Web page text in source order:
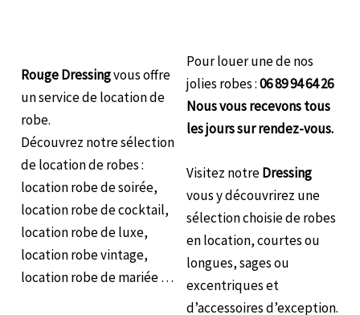
Rouge Dressingvous offre
un service de location de
robe.
Découvrez notre sélection
de location de robes :
location robe de soirée,
location robe de cocktail,
location robe de luxe,
location robe vintage,
location robe de mariée …
Pour louer une de nos
jolies robes :06 89 94 64 26
Nous vous recevons tous
les jours sur rendez-vous.
Visitez notreDressing
vous y découvrirez une
sélection choisie de robes
en location, courtes ou
longues, sages ou
excentriques et
d’accessoires d’exception.